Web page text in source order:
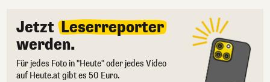
Jetzt Leserreporter
werden.
Für jedes Foto in "Heute" oder jedes Video
auf Heute.at gibt es 50 Euro.